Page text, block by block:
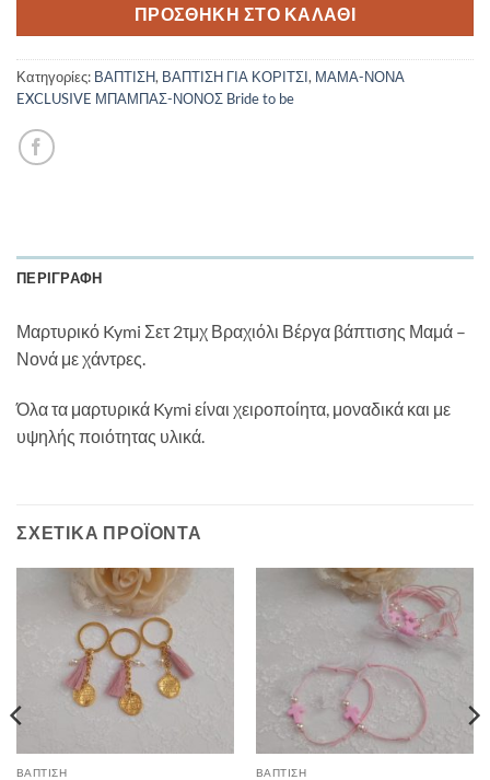
ΠΡΟΣΘΉΚΗ ΣΤΟ ΚΑΛΆΘΙ
Κατηγορίες: ΒΑΠΤΙΣΗ, ΒΑΠΤΙΣΗ ΓΙΑ ΚΟΡΙΤΣΙ, ΜΑΜΑ-ΝΟΝΑ
EXCLUSIVE ΜΠΑΜΠΑΣ-ΝΟΝΟΣ Bride to be
ΠΕΡΙΓΡΑΦΉ
Μαρτυρικό Kymi Σετ 2τμχ Βραχιόλι Βέργα βάπτισης Μαμά –
Νονά με χάντρες.
Όλα τα μαρτυρικά Kymi είναι χειροποίητα, μοναδικά και με
υψηλής ποιότητας υλικά.
ΣΧΕΤΙΚΆ ΠΡΟΪΌΝΤΑ
ΒΑΠΤΙΣΗ ΒΑΠΤΙΣΗ